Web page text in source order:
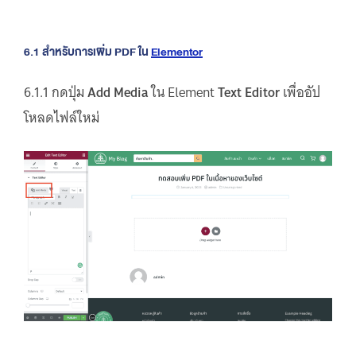
6.1 สำหรับการเพิ่ม PDF ในElementor
6.1.1 กดปุ่มAdd Mediaใน ElementText Editorเพื่ออัป
โหลดไฟล์ใหม่